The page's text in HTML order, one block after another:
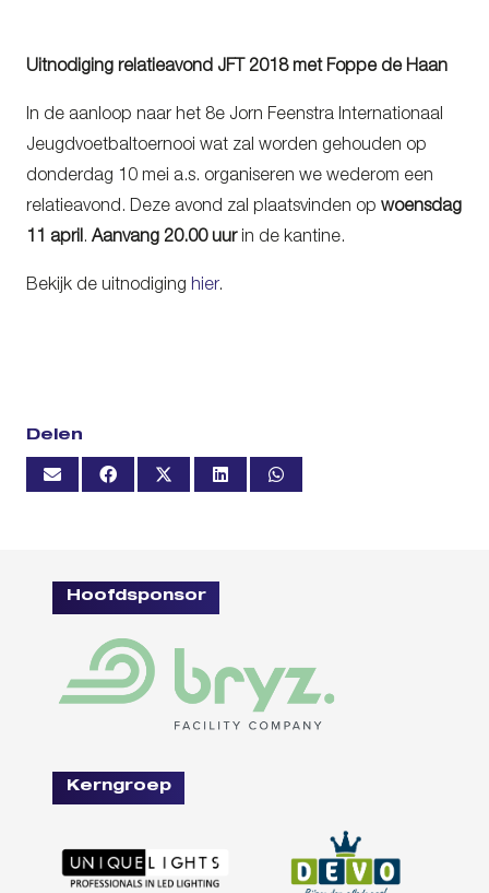
Uitnodiging relatieavond JFT 2018 met Foppe de Haan
In de aanloop naar het 8e Jorn Feenstra Internationaal
Jeugdvoetbaltoernooi wat zal worden gehouden op
donderdag 10 mei a.s. organiseren we wederom een
relatieavond. Deze avond zal plaatsvinden op woensdag
11 april. Aanvang 20.00 uurin de kantine.
Bekijk de uitnodiging hier.
Delen
Hoofdsponsor
Kerngroep